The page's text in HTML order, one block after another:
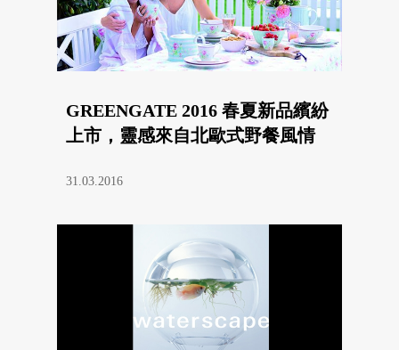
GREENGATE 2016 春夏新品繽紛
上市，靈感來自北歐式野餐風情
31.03.2016